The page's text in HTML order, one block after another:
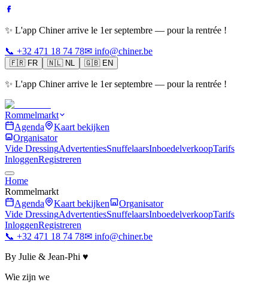
✨ L'app Chiner arrive le 1er septembre — pour la rentrée !
📞 +32 471 18 74 78✉ info@chiner.be
🇫🇷 FR 🇳🇱 NL 🇬🇧 EN
✨ L'app Chiner arrive le 1er septembre — pour la rentrée !
Rommelmarkt
Agenda
Kaart bekijken
Organisator
Vide DressingAdvertentiesSnuffelaarsInboedelverkoopTarifs
InloggenRegistreren
Home
Rommelmarkt
Agenda
Kaart bekijken
Organisator
Vide DressingAdvertentiesSnuffelaarsInboedelverkoopTarifs
InloggenRegistreren
📞 +32 471 18 74 78✉ info@chiner.be
By Julie & Jean-Phi ♥
Wie zijn we